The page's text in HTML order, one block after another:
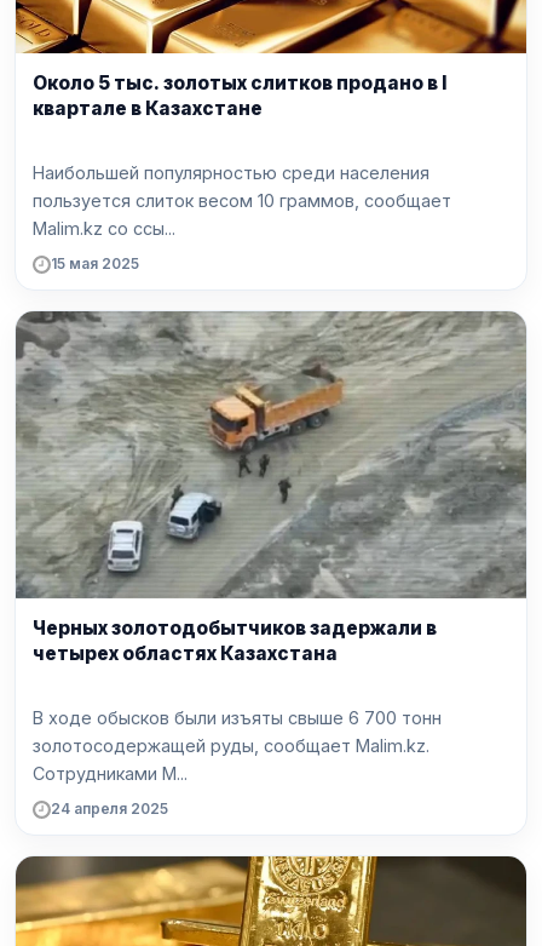
Около 5 тыс. золотых слитков продано в I
квартале в Казахстане
Наибольшей популярностью среди населения
пользуется слиток весом 10 граммов, сообщает
Malim.kz со ссы...
15 мая 2025
Черных золотодобытчиков задержали в
четырех областях Казахстана
В ходе обысков были изъяты свыше 6 700 тонн
золотосодержащей руды, сообщает Malim.kz.
Сотрудниками М...
24 апреля 2025